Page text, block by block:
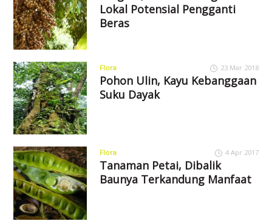
Lokal Potensial Pengganti
Beras
Flora 23 Mar 2018
Pohon Ulin, Kayu Kebanggaan
Suku Dayak
Flora 4 Apr 2017
Tanaman Petai, Dibalik
Baunya Terkandung Manfaat